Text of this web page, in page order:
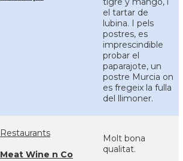
el tartar de
lubina. I pels
postres, es
imprescindible
probar el
paparajote, un
postre Murcia on
es fregeix la fulla
del llimoner.
Restaurants
Meat Wine n Co
Molt bona
qualitat.